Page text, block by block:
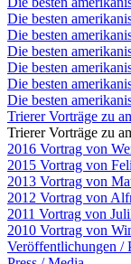
Die besten
Die besten
Die besten
Die besten
Die besten
Die besten
Trierer Vorträge zu
Trierer Vorträge zu
2016 Vortrag von
2015 Vortrag von
2013 Vortrag von
2012 Vortrag von
2011 Vortrag von
2010 Vortrag von
Veröffentlichungen /